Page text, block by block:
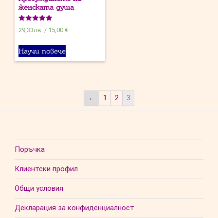
женската душа
Оценено на
5.00
29,33лв. / 15,00 €
Научи повече
← 1 2 3
Поръчка
Клиентски профил
Общи условия
Декларация за конфиденциалност